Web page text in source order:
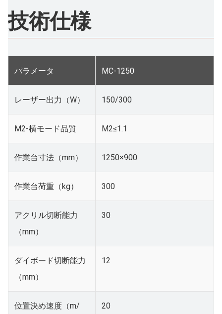
技術仕様
パラメータ MC-1250
レーザー出力（W） 150/300
M2-横モード品質 M2≤1.1
作業台寸法（mm） 1250×900
作業台荷重（kg） 300
アクリル切断能力
（mm）
30
ダイボード切断能力
（mm）
12
位置決め速度（m/
20